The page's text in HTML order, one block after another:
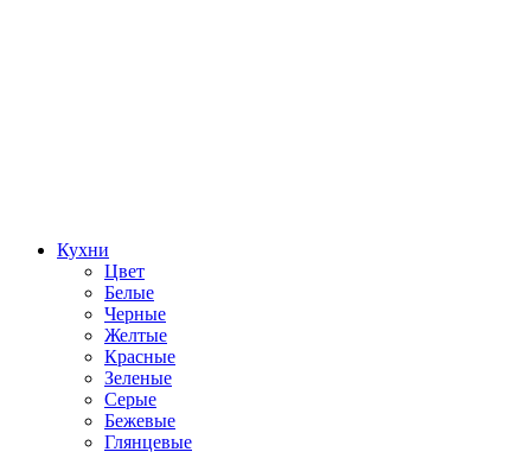
Кухни
Цвет
Белые
Черные
Желтые
Красные
Зеленые
Серые
Бежевые
Глянцевые